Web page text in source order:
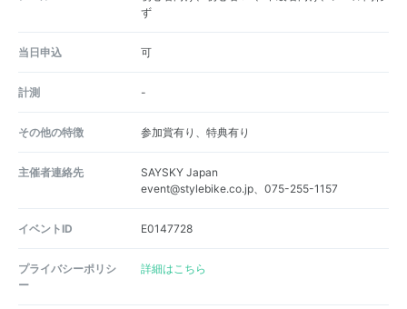
ず
当日申込 可
計測 -
その他の特徴 参加賞有り、特典有り
主催者連絡先
SAYSKY Japan
event@stylebike.co.jp、075-255-1157
イベントID E0147728
プライバシーポリシ
ー
詳細はこちら